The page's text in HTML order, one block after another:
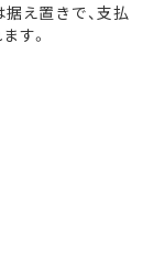
え置きで、支払
す。